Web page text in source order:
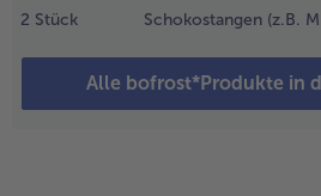
- 5 € beim Kauf von 7
2 Stück Schokostangen (z.B.
Alle bofrost*Produkte in